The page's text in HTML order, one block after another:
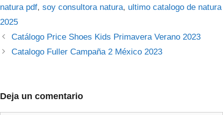
natura pdf, soy consultora natura, ultimo catalogo de natura
2025
Catálogo Price Shoes Kids Primavera Verano 2023
Catalogo Fuller Campaña 2 México 2023
Deja un comentario